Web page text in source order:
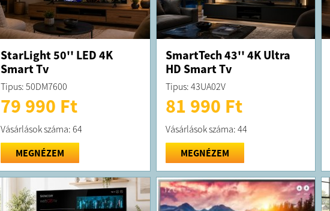
StarLight 50'' LED 4K
Smart Tv
Tipus: 50DM7600
79 990 Ft
Vásárlások száma: 64
MEGNÉZEM
SmartTech 43'' 4K Ultra
HD Smart Tv
Tipus: 43UA02V
81 990 Ft
Vásárlások száma: 44
MEGNÉZEM